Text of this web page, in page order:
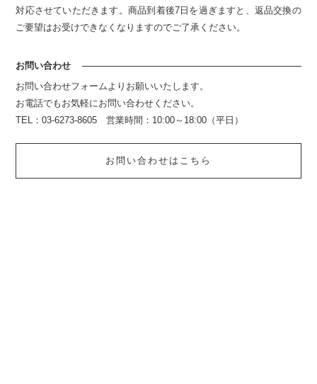
対応させていただきます。商品到着後7日を過ぎますと、返品交換の
ご要望はお受けできなくなりますのでご了承ください。
お問い合わせ
お問い合わせフォームよりお願いいたします。
お電話でもお気軽にお問い合わせください。
TEL：03-6273-8605 営業時間：10:00～18:00（平日）
お問い合わせはこちら